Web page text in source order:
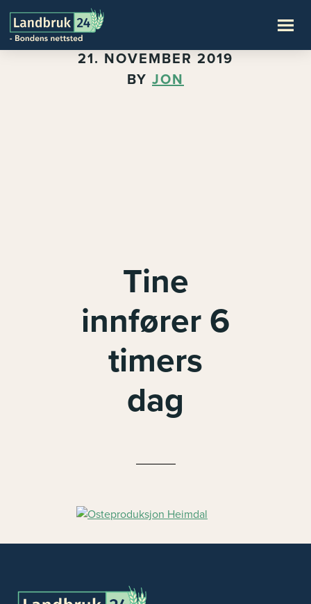
21. NOVEMBER 2019
BY JON
Tine
innfører 6
timers
dag